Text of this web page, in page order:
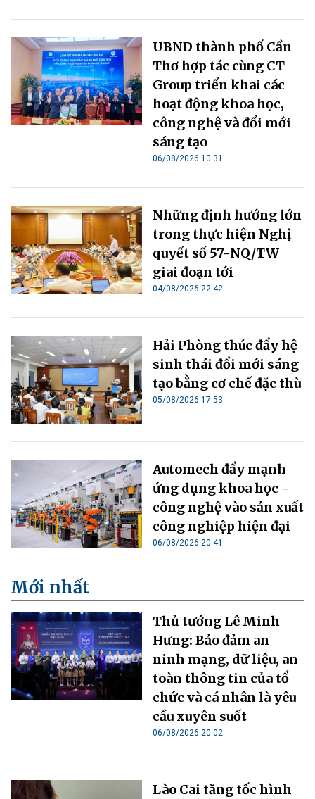
UBND thành phố Cần
Thơ hợp tác cùng CT
Group triển khai các
hoạt động khoa học,
công nghệ và đổi mới
sáng tạo
06/08/2026 10:31
Những định hướng lớn
trong thực hiện Nghị
quyết số 57-NQ/TW
giai đoạn tới
04/08/2026 22:42
Hải Phòng thúc đẩy hệ
sinh thái đổi mới sáng
tạo bằng cơ chế đặc thù
05/08/2026 17:53
Automech đẩy mạnh
ứng dụng khoa học -
công nghệ vào sản xuất
công nghiệp hiện đại
06/08/2026 20:41
Mới nhất
Thủ tướng Lê Minh
Hưng: Bảo đảm an
ninh mạng, dữ liệu, an
toàn thông tin của tổ
chức và cá nhân là yêu
cầu xuyên suốt
06/08/2026 20:02
Lào Cai tăng tốc hình